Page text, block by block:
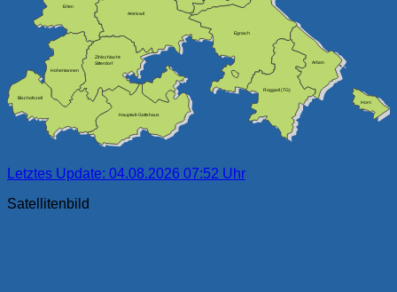
Egnach
Arbon
Horn
Roggwil (TG)
Hauptwil-Gottshaus
Bischofszell
Hohentannen
Erlen
Amriswil
Zihlschlacht-
Sitterdorf
Letztes Update: 04.08.2026 07:52 Uhr
Satellitenbild